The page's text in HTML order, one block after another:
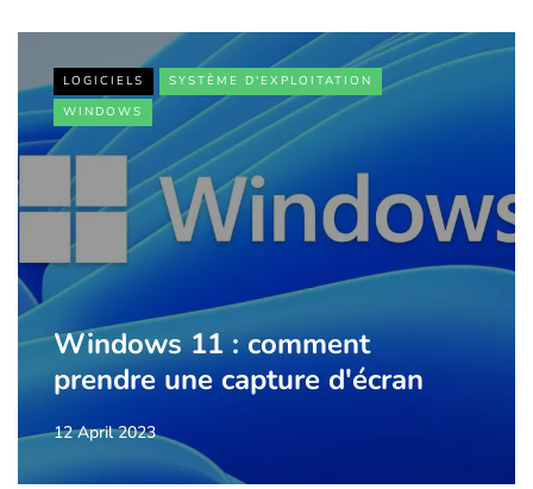
LOGICIELS
SYSTÈME D'EXPLOITATION
WINDOWS
Windows 11 : comment
prendre une capture d'écran
12 April 2023